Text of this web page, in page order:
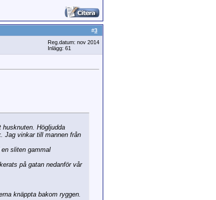
#3
Reg.datum: nov 2014
Inlägg: 61
Högljudda
Jag vinkar till mannen från
sliten gammal
på gatan nedanför vår
knäppta bakom ryggen.